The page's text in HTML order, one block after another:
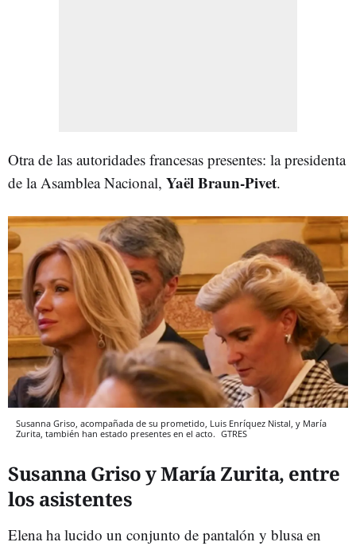
Otra de las autoridades francesas presentes: la presidenta
de la Asamblea Nacional, Yaël Braun-Pivet.
Susanna Griso, acompañada de su prometido, Luis Enríquez Nistal, y María
Zurita, también han estado presentes en el acto. GTRES
Susanna Griso y María Zurita, entre
los asistentes
Elena ha lucido un conjunto de pantalón y blusa en